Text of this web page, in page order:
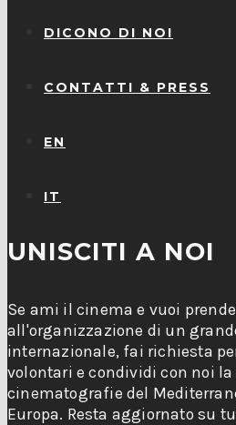
DICONO DI NOI
CONTATTI & PRESS
EN
IT
UNISCITI A NOI
Se ami il cinema e vuoi
all'organizzazione di un
internazionale, fai richiesta
volontari e condividi con noi la
cinematografie del
Europa. Resta aggiornato su